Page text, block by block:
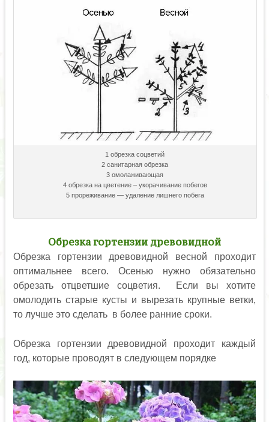
1 обрезка соцветий
2 санитарная обрезка
3 омолаживающая
4 обрезка на цветение – укорачивание побегов
5 прореживание — удаление лишнего побега
Обрезка гортензии древовидной
Обрезка гортензии древовидной весной проходит
оптимальнее всего. Осенью нужно обязательно
обрезать отцветшие соцветия. Если вы хотите
омолодить старые кусты и вырезать крупные ветки,
то лучше это сделать в более ранние сроки.
Обрезка гортензии древовидной проходит каждый
год, которые проводят в следующем порядке